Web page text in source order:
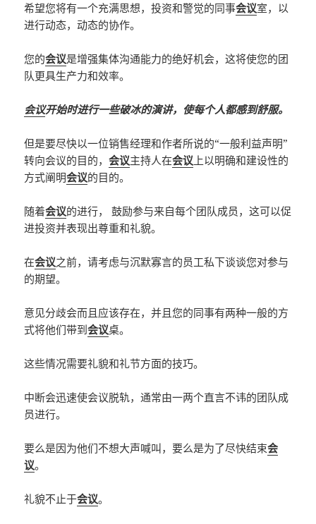
希望您将有一个充满思想，投资和警觉的同事会议室，以
进行动态，动态的协作。
您的会议是增强集体沟通能力的绝好机会，这将使您的团
队更具生产力和效率。
会议开始时进行一些破冰的演讲，使每个人都感到舒服。
但是要尽快以一位销售经理和作者所说的“一般利益声明”
转向会议的目的，会议主持人在会议 上以明确和建设性的
方式阐明会议的目的。
随着会议的进行， 鼓励参与来自每个团队成员，这可以促
进投资并表现出尊重和礼貌。
在会议之前，请考虑与沉默寡言的员工私下谈谈您对参与
的期望。
意见分歧会而且应该存在，并且您的同事有两种一般的方
式将他们带到会议桌。
这些情况需要礼貌和礼节方面的技巧。
中断会迅速使会议脱轨，通常由一两个直言不讳的团队成
员进行。
要么是因为他们不想大声喊叫，要么是为了尽快结束会
议。
礼貌不止于会议。